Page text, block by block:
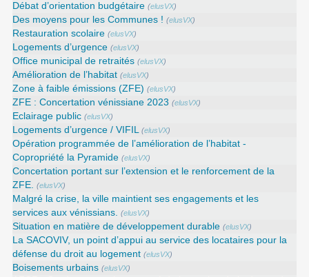
Débat d’orientation budgétaire (elusVX)
Des moyens pour les Communes ! (elusVX)
Restauration scolaire (elusVX)
Logements d’urgence (elusVX)
Office municipal de retraités (elusVX)
Amélioration de l’habitat (elusVX)
Zone à faible émissions (ZFE) (elusVX)
ZFE : Concertation vénissiane 2023 (elusVX)
Eclairage public (elusVX)
Logements d’urgence / VIFIL (elusVX)
Opération programmée de l’amélioration de l’habitat -
Copropriété la Pyramide (elusVX)
Concertation portant sur l’extension et le renforcement de la
ZFE. (elusVX)
Malgré la crise, la ville maintient ses engagements et les
services aux vénissians. (elusVX)
Situation en matière de développement durable (elusVX)
La SACOVIV, un point d’appui au service des locataires pour la
défense du droit au logement (elusVX)
Boisements urbains (elusVX)